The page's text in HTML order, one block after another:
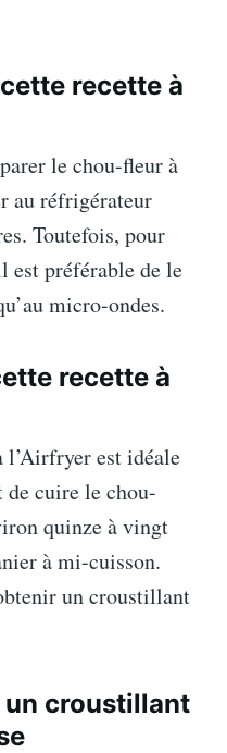
recette à
le chou-fleur à
au réfrigérateur
Toutefois, pour
est préférable de le
micro-ondes.
recette à
l’Airfryer est idéale
cuire le chou-
quinze à vingt
à mi-cuisson.
un croustillant
croustillant